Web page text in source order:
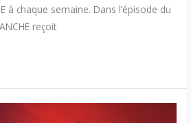
à chaque semaine. Dans l’épisode du
reçoit